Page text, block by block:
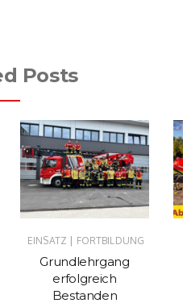
Posts
EINSATZ | FORTBILDUNG
Grundlehrgang
erfolgreich
Bestanden